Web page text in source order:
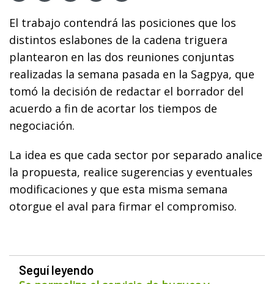
El trabajo contendrá las posiciones que los
distintos eslabones de la cadena triguera
plantearon en las dos reuniones conjuntas
realizadas la semana pasada en la Sagpya, que
tomó la decisión de redactar el borrador del
acuerdo a fin de acortar los tiempos de
negociación.
La idea es que cada sector por separado analice
la propuesta, realice sugerencias y eventuales
modificaciones y que esta misma semana
otorgue el aval para firmar el compromiso.
Seguí leyendo